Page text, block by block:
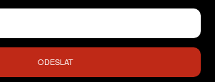
ODESLAT